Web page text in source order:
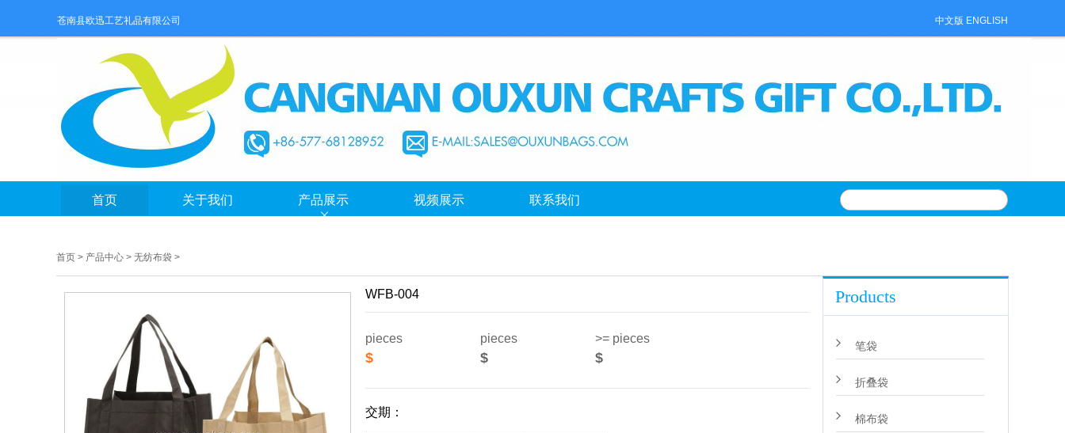
中文版 ENGLISH
苍南县欧迅工艺礼品有限公司
首页 关于我们 产品展示 视频展示 联系我们
首页 > 产品中心 > 无纺布袋 >
Products
笔袋
折叠袋
棉布袋
WFB-004
pieces
$
pieces
$
>= pieces
$
交期：